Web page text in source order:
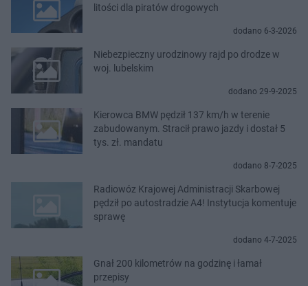
litości dla piratów drogowych
dodano 6-3-2026
Niebezpieczny urodzinowy rajd po drodze w
woj. lubelskim
dodano 29-9-2025
Kierowca BMW pędził 137 km/h w terenie
zabudowanym. Stracił prawo jazdy i dostał 5
tys. zł. mandatu
dodano 8-7-2025
Radiowóz Krajowej Administracji Skarbowej
pędził po autostradzie A4! Instytucja komentuje
sprawę
dodano 4-7-2025
Gnał 200 kilometrów na godzinę i łamał
przepisy